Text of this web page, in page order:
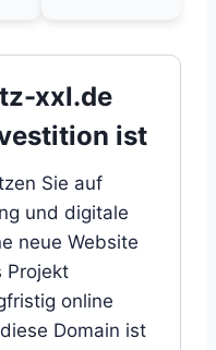
xxl.de
ist
Sie auf
und digitale
neue Website
Projekt
online
Domain ist